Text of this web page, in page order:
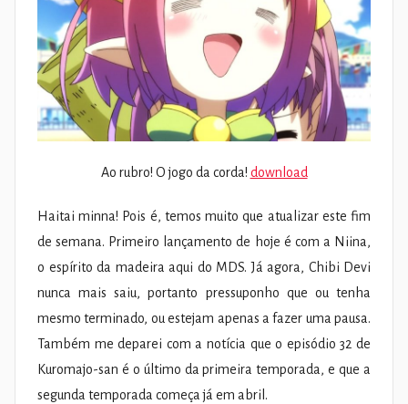
Ao rubro! O jogo da corda! download
Haitai minna! Pois é, temos muito que atualizar este fim
de semana. Primeiro lançamento de hoje é com a Niina,
o espírito da madeira aqui do MDS. Já agora, Chibi Devi
nunca mais saiu, portanto pressuponho que ou tenha
mesmo terminado, ou estejam apenas a fazer uma pausa.
Também me deparei com a notícia que o episódio 32 de
Kuromajo-san é o último da primeira temporada, e que a
segunda temporada começa já em abril.